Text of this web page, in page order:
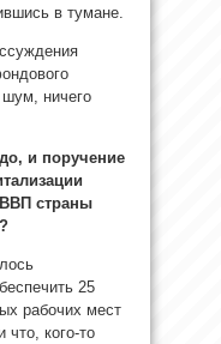
в тумане.
ничего
и поручение
страны
25
рабочих мест
что, кого-то